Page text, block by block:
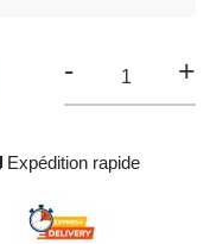
- +
Expédition rapide